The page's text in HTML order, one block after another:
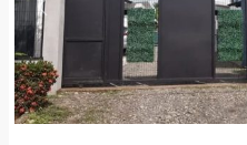
Previous